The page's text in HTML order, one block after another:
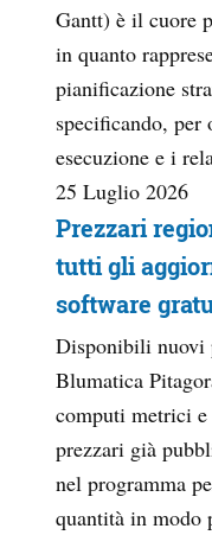
Gantt) è il cuore
in quanto
pianificazione
specificando, per
esecuzione e i
25 Luglio 2026
Prezzari
tutti gli
software
Disponibili nuovi
Blumatica
computi metrici
prezzari già
nel programma
quantità in modo